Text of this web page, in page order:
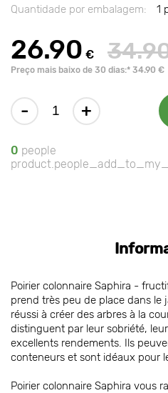
Quantidade por embalagem:
1
26.90 €
Preço mais baixo de 30 dias:* 34.90 €
- +
0 people
Poirier colonnaire Saphira -
prend très peu de place dans le
réussi à créer des arbres à la
distinguent par leur sobriété,
excellents rendements. Ils
conteneurs et sont idéaux pour
Poirier colonnaire Saphira vous